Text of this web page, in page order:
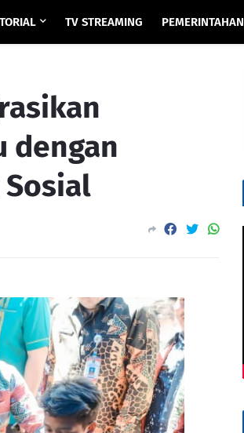
TV STREAMING PEMERINTAHAN
dengan